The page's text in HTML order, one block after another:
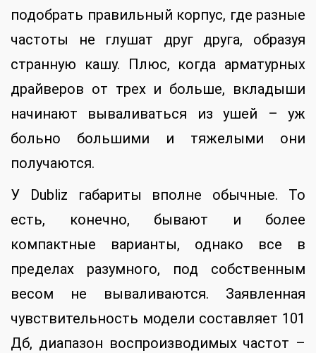
подобрать правильный корпус, где разные
частоты не глушат друг друга, образуя
странную кашу. Плюс, когда арматурных
драйверов от трех и больше, вкладыши
начинают вываливаться из ушей – уж
больно большими и тяжелыми они
получаются.
У Dubliz габариты вполне обычные. То
есть, конечно, бывают и более
компактные варианты, однако все в
пределах разумного, под собственным
весом не вываливаются. Заявленная
чувствительность модели составляет 101
Дб, диапазон воспроизводимых частот –